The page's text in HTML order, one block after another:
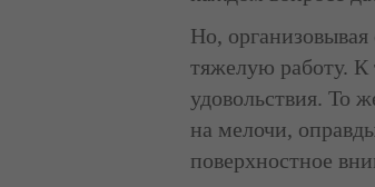
Но,
тяжелую работу.
удовольствия. То
на мелочи,
поверхностное